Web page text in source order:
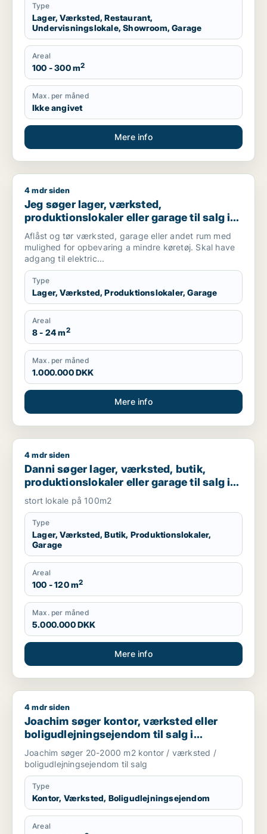
Type
Lager, Værksted, Restaurant,
Undervisningslokale, Showroom, Garage
Areal
100 - 300 m2
Max. per måned
Ikke angivet
Mere info
Jeg søger lager, værksted, produktionslokaler eller garage
4 mdr siden
Jeg søger lager, værksted,
produktionslokaler eller garage til salg i
Østerbro
Aflåst og tør værksted, garage eller andet rum med
mulighed for opbevaring a mindre køretøj. Skal have
adgang til elektric...
Type
Lager, Værksted, Produktionslokaler, Garage
Areal
8 - 24 m2
Max. per måned
1.000.000 DKK
Mere info
Danni søger lager, værksted, butik, produktionslokaler eller
4 mdr siden
Danni søger lager, værksted, butik,
produktionslokaler eller garage til salg i
Valby
stort lokale på 100m2
Type
Lager, Værksted, Butik, Produktionslokaler,
Garage
Areal
100 - 120 m2
Max. per måned
5.000.000 DKK
Mere info
Joachim søger kontor, værksted eller
4 mdr siden
Joachim søger kontor, værksted eller
boligudlejningsejendom til salg i
Storkøbenhavn
Joachim søger 20-2000 m2 kontor / værksted /
boligudlejningsejendom til salg
Type
Kontor, Værksted, Boligudlejningsejendom
Areal